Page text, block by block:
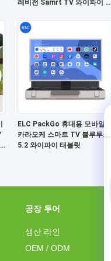
레비전 Samrt TV 와이파이 태
ELC PackGo 휴대용 모바일
카라오케 스마트 TV 블루투스
5.2 와이파이 태블릿
공장 투어
생산 라인
OEM / ODM